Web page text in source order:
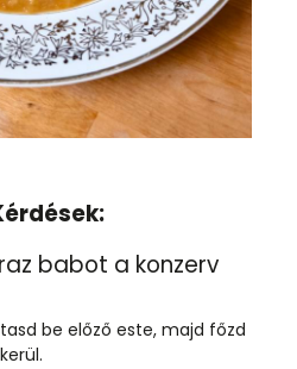
babot a konzerv
be előző este, majd főzd